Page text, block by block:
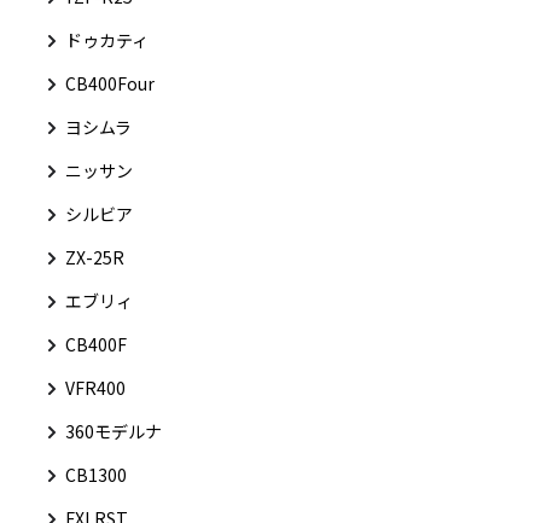
ドゥカティ
CB400Four
ヨシムラ
ニッサン
シルビア
ZX-25R
エブリィ
CB400F
VFR400
360モデルナ
CB1300